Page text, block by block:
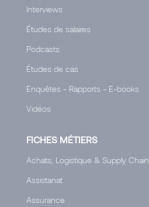
Interviews
Études de salaires
Podcasts
Études de cas
Enquêtes - Rapports - E-books
Vidéos
FICHES MÉTIERS
Achats, Logistique & Supply Chain
Assistanat
Assurance